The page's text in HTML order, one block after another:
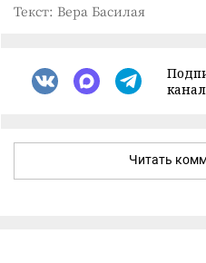
Текст: Вера Басилая
Читать